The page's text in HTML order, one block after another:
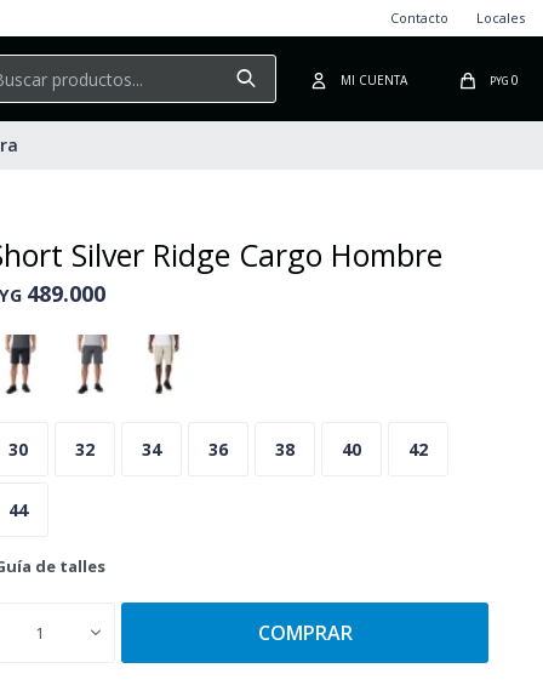
PYG 0
Contacto Locales
Silver Ridge Cargo Hombre
489.000
30 32 34 36 38 40 42
44
de talles
1 COMPRAR